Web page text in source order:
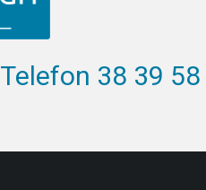
Telefon 38 39 58